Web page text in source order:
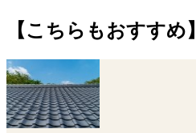
【こちらもおすすめ】